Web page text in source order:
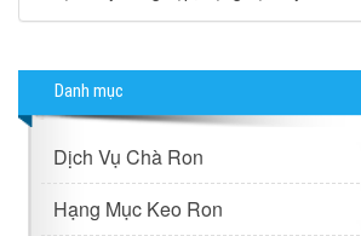
Danh mục
Dịch Vụ Chà Ron
Hạng Mục Keo Ron